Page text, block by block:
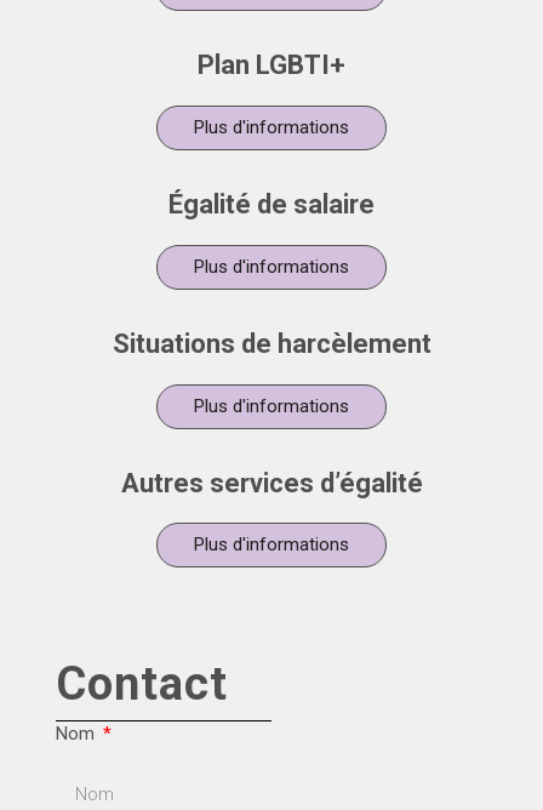
Plan LGBTI+
Plus d'informations
Égalité de salaire
Plus d'informations
Situations de harcèlement
Plus d'informations
Autres services d’égalité
Plus d'informations
Contact
Nom